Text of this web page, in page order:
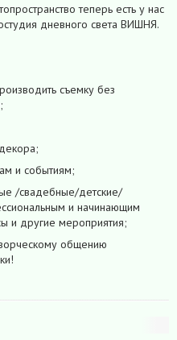
теперь есть у нас
дневного света ВИШНЯ.
съемку без
и событиям;
/свадебные/детские/
и начинающим
и другие мероприятия;
общению